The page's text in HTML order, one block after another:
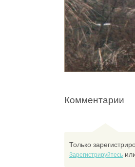
Комментарии
Только
Зарегистрируйтесь